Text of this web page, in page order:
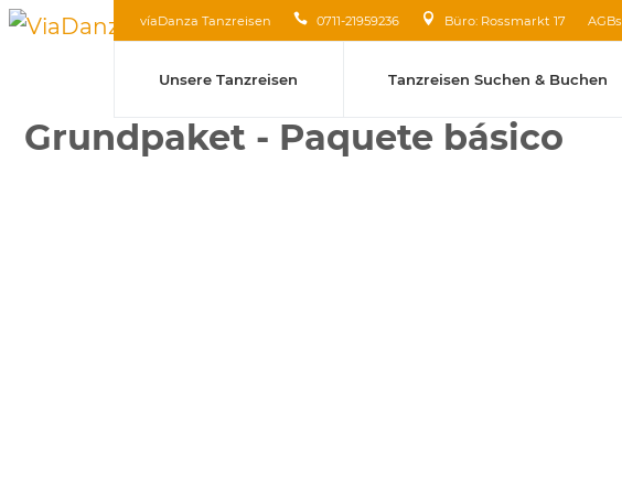
víaDanza Tanzreisen 0711-21959236 Büro: Rossmarkt 17 AGBs
Unsere Tanzreisen Tanzreisen Suchen & Buchen
Grundpaket - Paquete básico